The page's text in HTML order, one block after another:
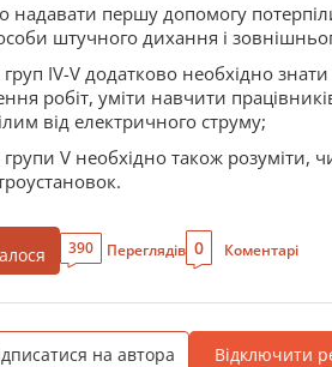
надавати першу допомогу
штучного дихання і
IV-V додатково необхідно
робіт, уміти навчити
від електричного струму;
V необхідно також розуміти,
390 Переглядів 0 Коментарі
на автора Відключити